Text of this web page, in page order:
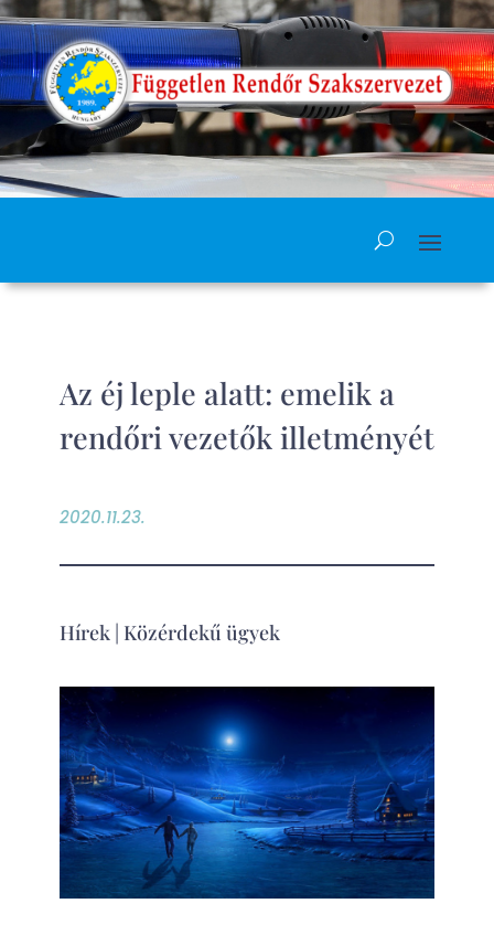
Az éj leple alatt: emelik a
rendőri vezetők illetményét
2020.11.23.
Hírek| Közérdekű ügyek